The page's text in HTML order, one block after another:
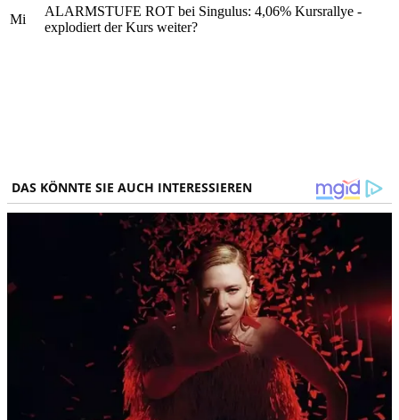
Mi
ALARMSTUFE ROT bei Singulus: 4,06% Kursrallye -
explodiert der Kurs weiter?